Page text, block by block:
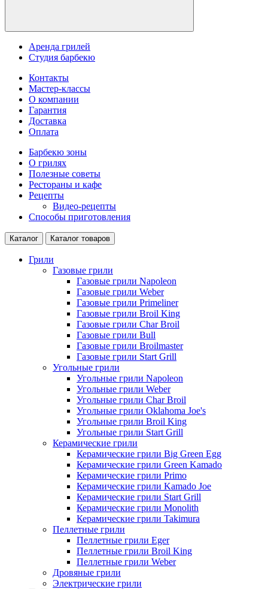
Аренда грилей
Студия барбекю
Контакты
Мастер-классы
О компании
Гарантия
Доставка
Оплата
Барбекю зоны
О грилях
Полезные советы
Рестораны и кафе
Рецепты
Видео-рецепты
Способы приготовления
Каталог Каталог товаров
Грили
Газовые грили
Газовые грили Napoleon
Газовые грили Weber
Газовые грили Primeliner
Газовые грили Broil King
Газовые грили Char Broil
Газовые грили Bull
Газовые грили Broilmaster
Газовые грили Start Grill
Угольные грили
Угольные грили Napoleon
Угольные грили Weber
Угольные грили Char Broil
Угольные грили Oklahoma Joe's
Угольные грили Broil King
Угольные грили Start Grill
Керамические грили
Керамические грили Big Green Egg
Керамические грили Green Kamado
Керамические грили Primo
Керамические грили Kamado Joe
Керамические грили Start Grill
Керамические грили Monolith
Керамические грили Takimura
Пеллетные грили
Пеллетные грили Eger
Пеллетные грили Broil King
Пеллетные грили Weber
Дровяные грили
Электрические грили